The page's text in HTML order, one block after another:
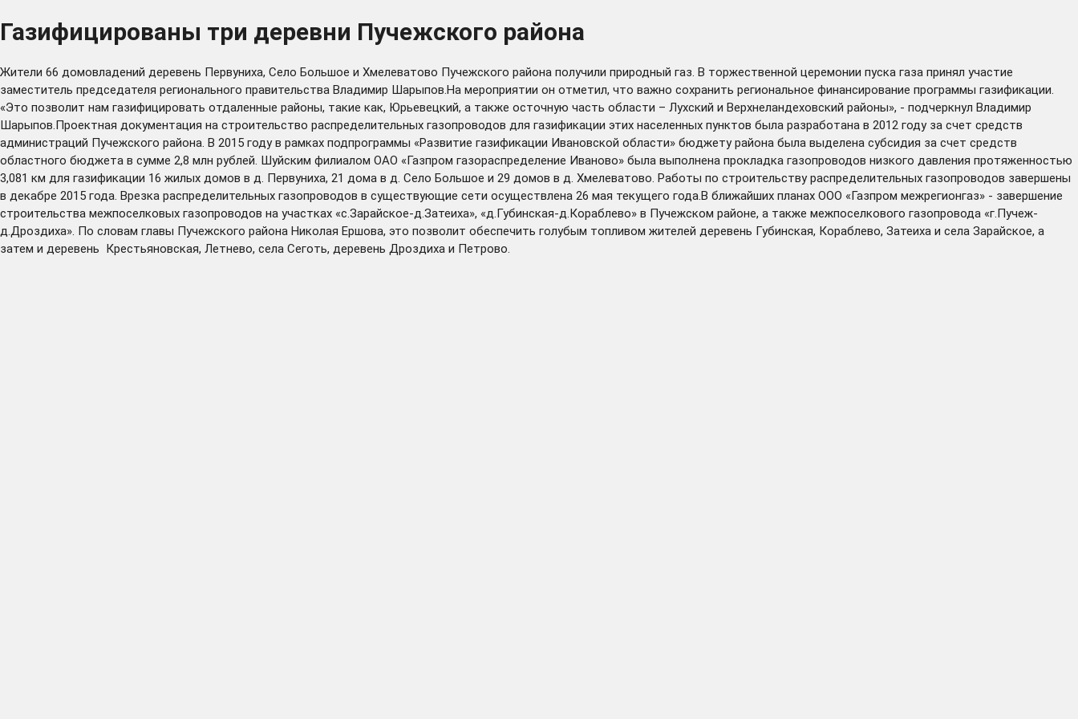
Газифицированы три деревни Пучежского района
Жители 66 домовладений деревень Первуниха, Село Большое и Хмелеватово Пучежского района получили природный газ. В торжественной церемонии пуска газа принял участие
заместитель председателя регионального правительства Владимир Шарыпов.На мероприятии он отметил, что важно сохранить региональное финансирование программы газификации.
«Это позволит нам газифицировать отдаленные районы, такие как, Юрьевецкий, а также осточную часть области – Лухский и Верхнеландеховский районы», - подчеркнул Владимир
Шарыпов.Проектная документация на строительство распределительных газопроводов для газификации этих населенных пунктов была разработана в 2012 году за счет средств
администраций Пучежского района. В 2015 году в рамках подпрограммы «Развитие газификации Ивановской области» бюджету района была выделена субсидия за счет средств
областного бюджета в сумме 2,8 млн рублей. Шуйским филиалом ОАО «Газпром газораспределение Иваново» была выполнена прокладка газопроводов низкого давления протяженностью
3,081 км для газификации 16 жилых домов в д. Первуниха, 21 дома в д. Село Большое и 29 домов в д. Хмелеватово. Работы по строительству распределительных газопроводов завершены
в декабре 2015 года. Врезка распределительных газопроводов в существующие сети осуществлена 26 мая текущего года.В ближайших планах ООО «Газпром межрегионгаз» - завершение
строительства межпоселковых газопроводов на участках «с.Зарайское-д.Затеиха», «д.Губинская-д.Кораблево» в Пучежском районе, а также межпоселкового газопровода «г.Пучеж-
д.Дроздиха». По словам главы Пучежского района Николая Ершова, это позволит обеспечить голубым топливом жителей деревень Губинская, Кораблево, Затеиха и села Зарайское, а
затем и деревень Крестьяновская, Летнево, села Сеготь, деревень Дроздиха и Петрово.